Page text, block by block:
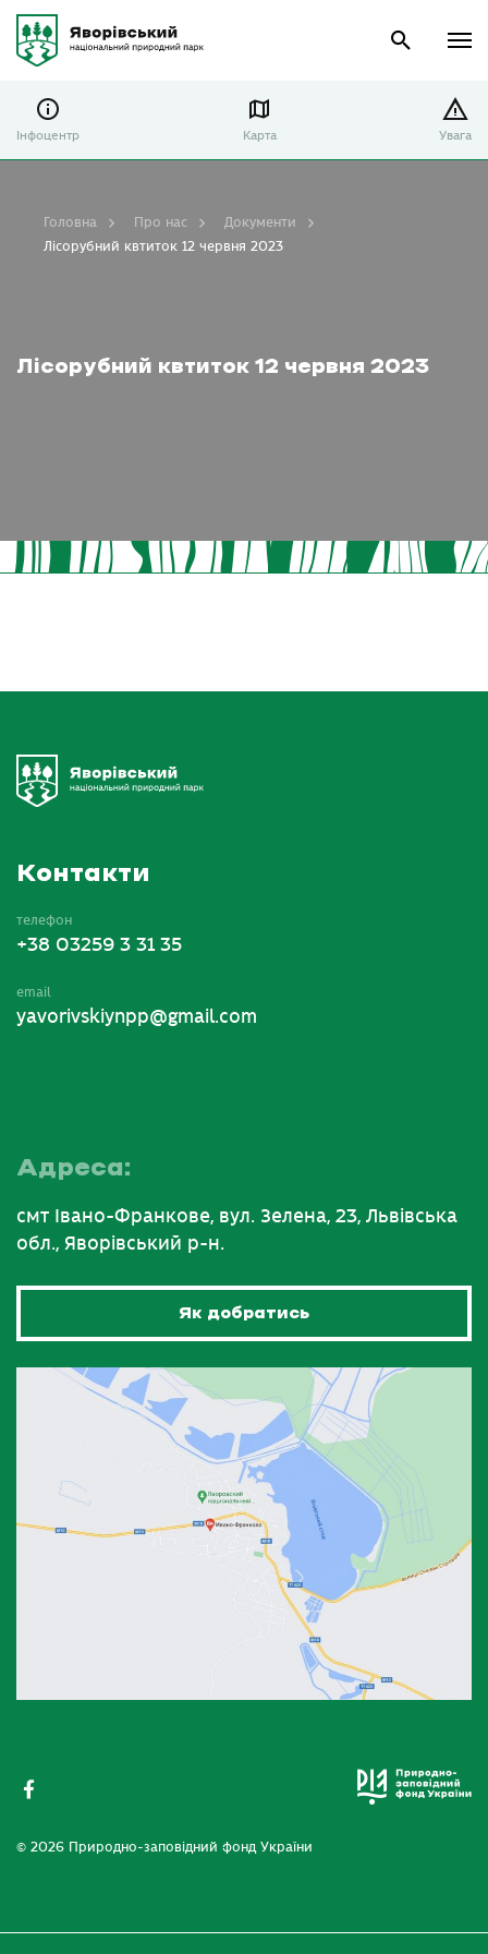
Інфоцентр Карта Увага
Лісорубний квтиток 12 червня 2023
Головна Про нас
Документи
Лісорубний квтиток 12 червня 2023
Контакти
телефон
+38 03259 3 31 35
email
yavorivskiynpp@gmail.com
Адреса:
смт Івано-Франкове, вул. Зелена, 23, Львівська
обл., Яворівський р-н.
Як добратись
© 2026 Природно-заповідний фонд України